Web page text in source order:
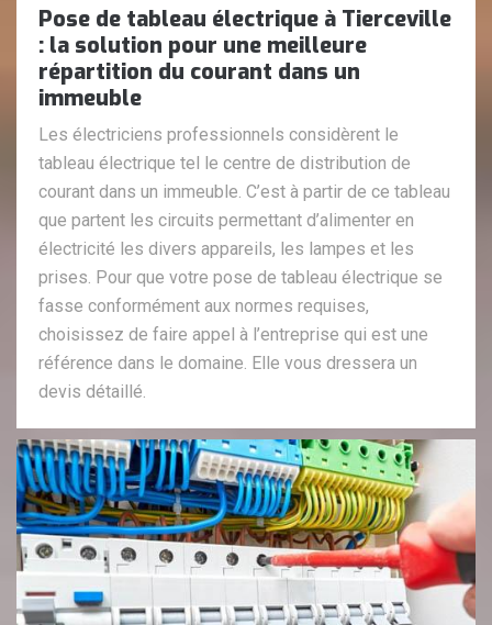
Pose de tableau électrique à Tierceville
: la solution pour une meilleure
répartition du courant dans un
immeuble
Les électriciens professionnels considèrent le
tableau électrique tel le centre de distribution de
courant dans un immeuble. C’est à partir de ce tableau
que partent les circuits permettant d’alimenter en
électricité les divers appareils, les lampes et les
prises. Pour que votre pose de tableau électrique se
fasse conformément aux normes requises,
choisissez de faire appel à l’entreprise qui est une
référence dans le domaine. Elle vous dressera un
devis détaillé.